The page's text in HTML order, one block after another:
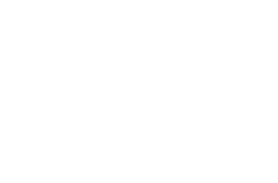
fachkundige Person,
wurde,
der sie betreffenden